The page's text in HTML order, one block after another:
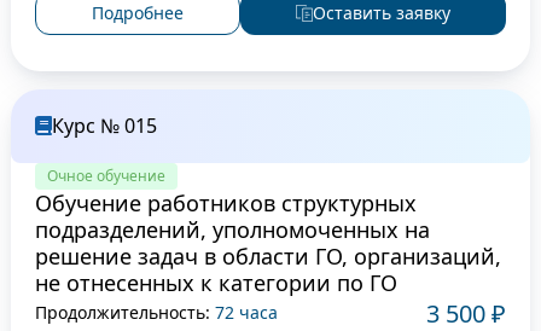
Подробнее Оставить заявку
Курс № 015
Очное обучение
Обучение работников структурных
подразделений, уполномоченных на
решение задач в области ГО, организаций,
не отнесенных к категории по ГО
Продолжительность: 72 часа 3 500 ₽